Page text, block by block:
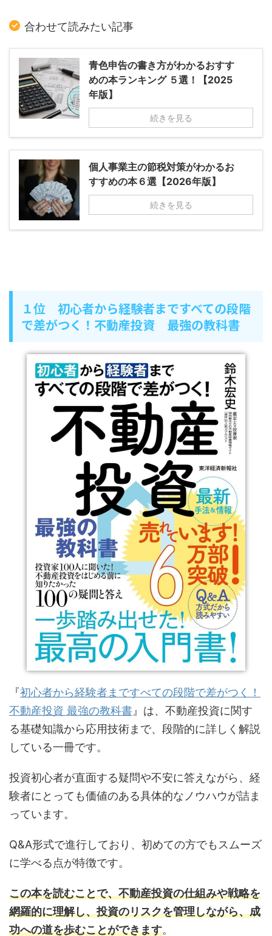
合わせて読みたい記事
青色申告の書き方がわかるおすす
めの本ランキング ５選！【2025
年版】
続きを見る
個人事業主の節税対策がわかるお
すすめの本６選【2026年版】
続きを見る
１位 初心者から経験者まですべての段階
で差がつく！不動産投資 最強の教科書
『初心者から経験者まですべての段階で差がつく！
不動産投資 最強の教科書 』は、不動産投資に関す
る基礎知識から応用技術まで、段階的に詳しく解説
している一冊です。
投資初心者が直面する疑問や不安に答えながら、経
験者にとっても価値のある具体的なノウハウが詰ま
っています。
Q&A形式で進行しており、初めての方でもスムーズ
に学べる点が特徴です。
この本を読むことで、不動産投資の仕組みや戦略を
網羅的に理解し、投資のリスクを管理しながら、成
功への道を歩むことができます。